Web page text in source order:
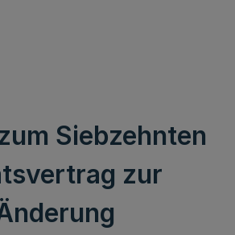
Siebzehnten
zur